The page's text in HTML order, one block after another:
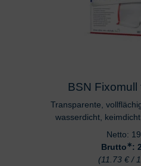
BSN
Transparente,
wasserdicht,
Netto:
Brutto∗:
(11.73 € /